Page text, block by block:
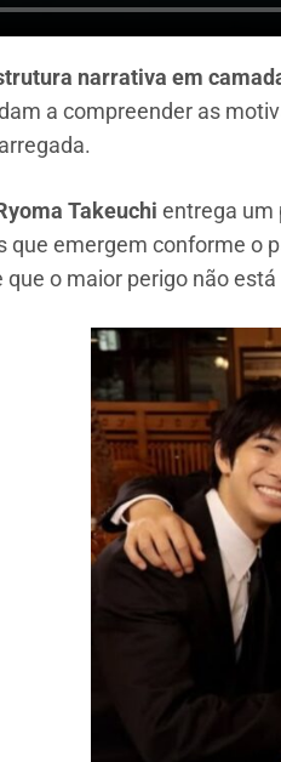
narrativa em
a compreender as
Takeuchi entrega um
que emergem conforme o
que o maior perigo não